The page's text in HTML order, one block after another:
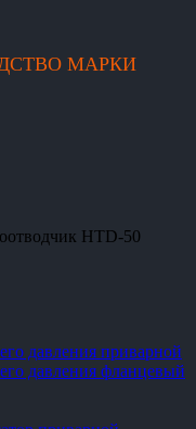
МАРКИ
HTD-50
давления приварной
давления фланцевый